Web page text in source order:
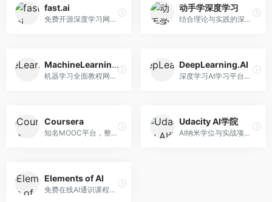
fast.ai
免费开源深度学习网站，专注于实用AI教学。面向开发者，提供免费深度学习课程、实战项目、代码库等资源，学习门槛低。
动手学深度学习
结合理论与实践的深度学习教材，专注于代码驱动学习。面向学生和开发者，提供深度学习理论、代码实现、练习题等资源，学习体验好。
MachineLearningMastery
机器学习全面教程网站，专注于实用技能教学。面向开发者，提供机器学习算法、Python实现、项目实战等教程，实用性强。
DeepLearning.AI
深度学习AI学习平台，由吴恩达创立。面向AI学习者，提供深度学习专项课程、AI新闻、技术社区等资源，课程质量权威。
Coursera
知名MOOC平台，整合全球顶尖大学课程资源。面向学习者，提供AI、机器学习、深度学习等课程，证书认可度高，课程质量专业。
Udacity AI学院
AI纳米学位与实战项目平台，专注于职业导向学习。面向AI从业者，提供机器学习、深度学习、计算机视觉等纳米学位，项目实战性强。
Elements of AI
免费在线AI通识课程，专注于AI基础知识普及。面向普通大众，提供AI概念、原理、应用等入门知识，语言通俗易懂。